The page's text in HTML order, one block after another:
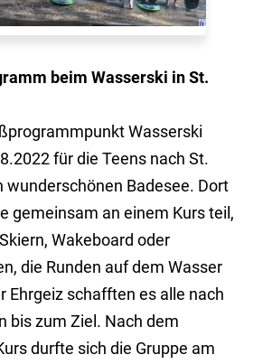
beim Wasserski in St.
Wasserski
für die Teens nach St.
wunderschönen Badesee. Dort
gemeinsam an einem Kurs teil,
Wakeboard oder
die Runden auf dem Wasser
Ehrgeiz schafften es alle nach
bis zum Ziel. Nach dem
durfte sich die Gruppe am